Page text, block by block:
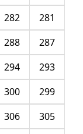
281
282
287
288
293
294
299
300
305
306